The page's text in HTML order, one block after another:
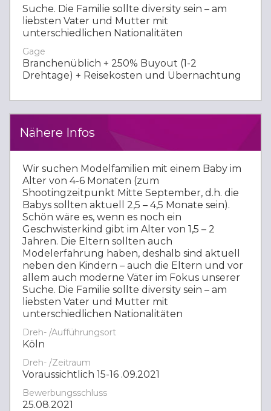
Suche. Die Familie sollte diversity sein – am
liebsten Vater und Mutter mit
unterschiedlichen Nationalitäten
Gage
Branchenüblich + 250% Buyout (1-2
Drehtage) + Reisekosten und Übernachtung
Nähere Infos
Wir suchen Modelfamilien mit einem Baby im
Alter von 4-6 Monaten (zum
Shootingzeitpunkt Mitte September, d.h. die
Babys sollten aktuell 2,5 – 4,5 Monate sein).
Schön wäre es, wenn es noch ein
Geschwisterkind gibt im Alter von 1,5 – 2
Jahren. Die Eltern sollten auch
Modelerfahrung haben, deshalb sind aktuell
neben den Kindern – auch die Eltern und vor
allem auch moderne Väter im Fokus unserer
Suche. Die Familie sollte diversity sein – am
liebsten Vater und Mutter mit
unterschiedlichen Nationalitäten
Dreh- /Aufführungsort
Köln
Dreh- /Zeitraum
Voraussichtlich 15-16 .09.2021
Bewerbungsschluss
25.08.2021